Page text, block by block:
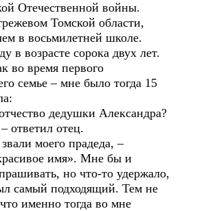
Отечественной войны.
Томской области,
в восьмилетней школе.
в возрасте сорока двух лет.
время первого
семье – мне было тогда 15
дедушки Александра?
ответил отец.
моего прадеда, –
имя». Мне бы и
но что-то удержало,
самый подходящий. Тем не
именно тогда во мне